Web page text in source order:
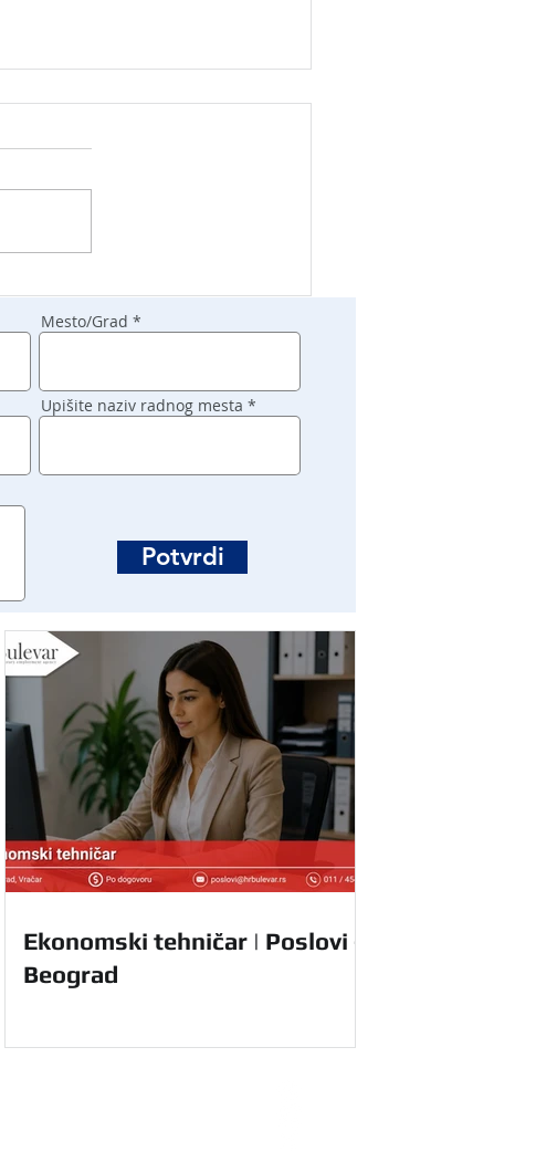
Mesto/Grad
Upišite naziv radnog mesta
Potvrdi
Ekonomski tehničar | Poslovi -
Beograd